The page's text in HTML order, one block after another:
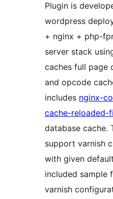
Plugin is
wordpress
+ nginx + php-
server stack
caches full page
and opcode
includes nginx-
cache-reloaded-
database cache.
support varnish
with given
included sample
varnish